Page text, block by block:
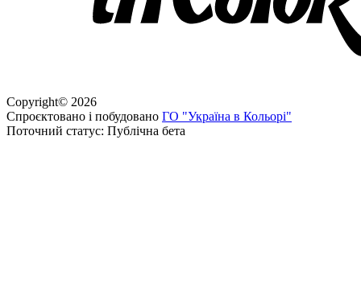
Copyright© 2026
Спроєктовано і побудовано ГО "Україна в Кольорі"
Поточний статус: Публічна бета